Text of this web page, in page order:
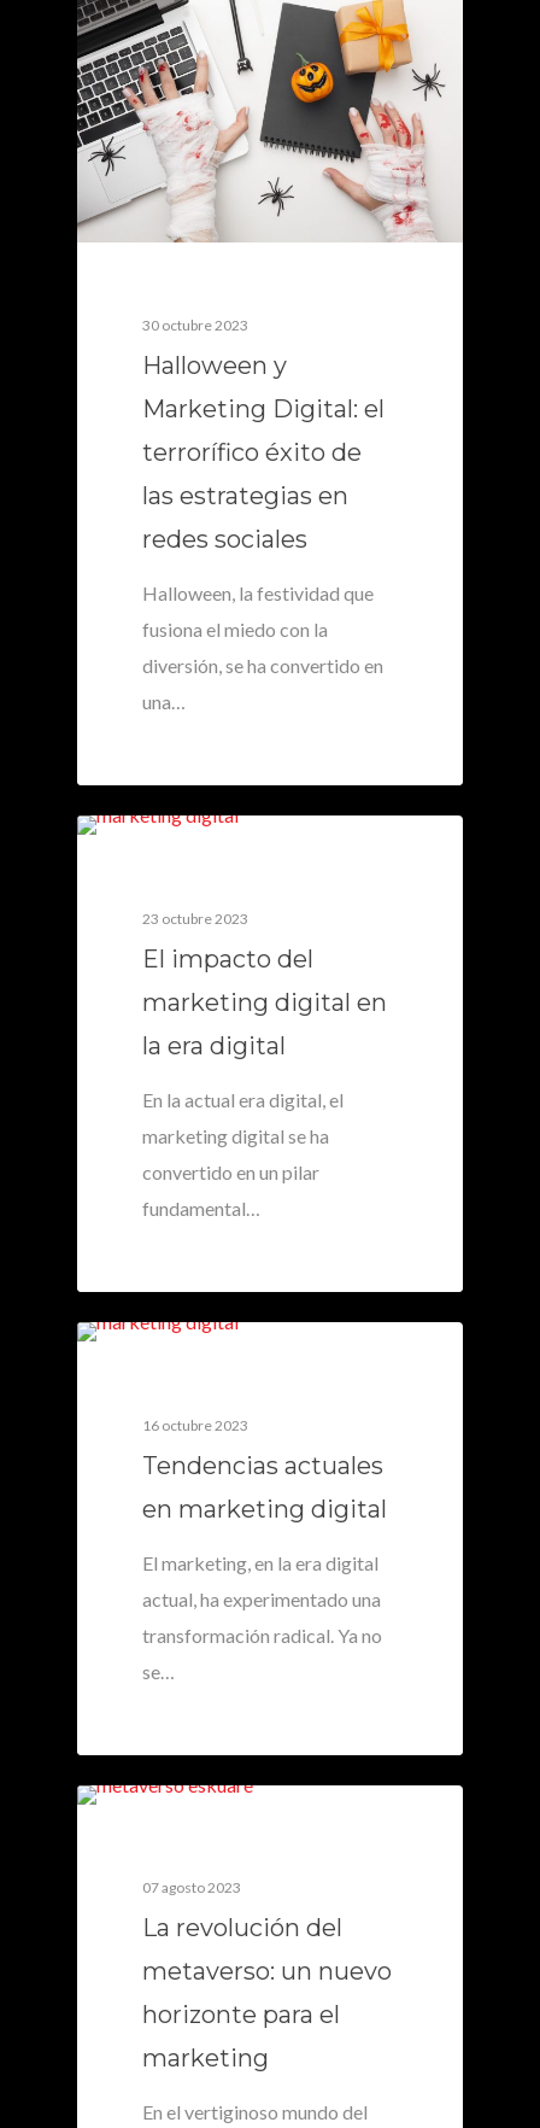
30 octubre 2023
Halloween y
Marketing Digital: el
terrorífico éxito de
las estrategias en
redes sociales
Halloween, la festividad que
fusiona el miedo con la
diversión, se ha convertido en
una…
0
23 octubre 2023
El impacto del
marketing digital en
la era digital
En la actual era digital, el
marketing digital se ha
convertido en un pilar
fundamental…
16 octubre 2023
Tendencias actuales
en marketing digital
El marketing, en la era digital
actual, ha experimentado una
transformación radical. Ya no
se…
07 agosto 2023
La revolución del
metaverso: un nuevo
horizonte para el
marketing
En el vertiginoso mundo del